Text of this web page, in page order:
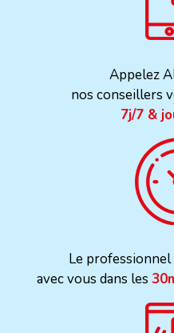
Appelez
nos conseillers
7j/7 &
Le
avec vous dans les